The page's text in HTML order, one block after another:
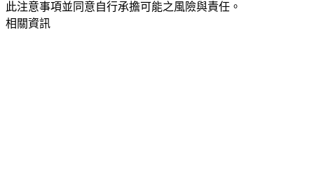
此注意事項並同意自行承擔可能之風險與責任。
相關資訊